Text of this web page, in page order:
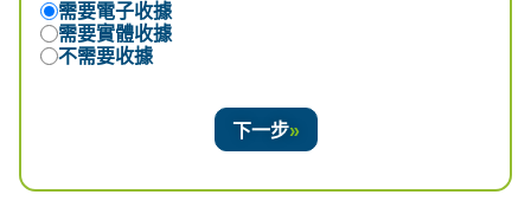
需要電子收據
需要實體收據
不需要收據
下一步